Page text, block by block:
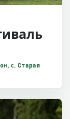
с. Старая